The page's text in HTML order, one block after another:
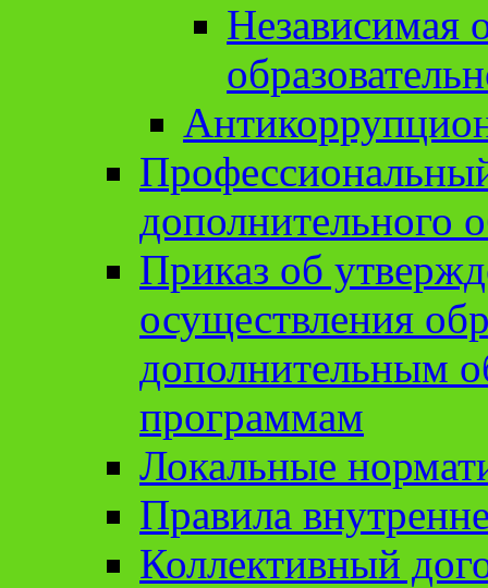
Независимая
дополнительного
Приказ об
осуществления
дополнительным
программам
Локальные
Правила
Коллективный